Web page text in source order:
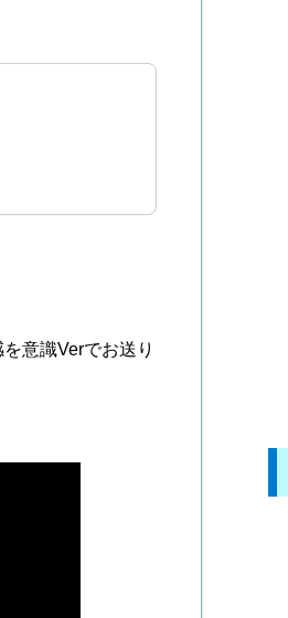
意識Verでお送り